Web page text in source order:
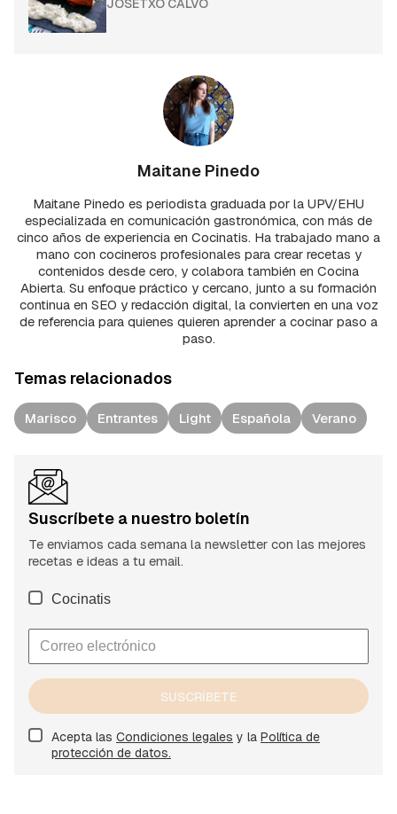
JOSETXO CALVO
Maitane Pinedo
Maitane Pinedo es periodista graduada por la UPV/EHU
especializada en comunicación gastronómica, con más de
cinco años de experiencia en Cocinatis. Ha trabajado mano a
mano con cocineros profesionales para crear recetas y
contenidos desde cero, y colabora también en Cocina
Abierta. Su enfoque práctico y cercano, junto a su formación
continua en SEO y redacción digital, la convierten en una voz
de referencia para quienes quieren aprender a cocinar paso a
paso.
Temas relacionados
Marisco Entrantes Light Española Verano
Suscríbete a nuestro boletín
Te enviamos cada semana la newsletter con las mejores
recetas e ideas a tu email.
Cocinatis
SUSCRÍBETE
Acepta las Condiciones legales y la Política de
protección de datos.